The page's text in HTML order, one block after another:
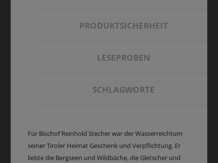
PRODUKTSICHERHEIT
LESEPROBEN
SCHLAGWORTE
Für Bischof Reinhold Stecher war der Wasserreichtum
seiner Tiroler Heimat Geschenk und Verpflichtung. Er
liebte die Bergseen und Wildbäche, die Gletscher und